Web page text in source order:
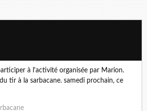
à l'activité organisée par Marion.
tir à la sarbacane. samedi prochain, ce